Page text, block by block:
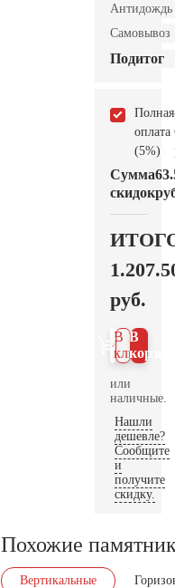
Антидождь
Самовывоз
Подитог
Полная
оплата
(5%)
Сумма
скидок
руб.
В
В 1
клик
или
наличные.
Нашли
дешевле?
Сообщите
и
получите
скидку.
Похожие
Вертикальные